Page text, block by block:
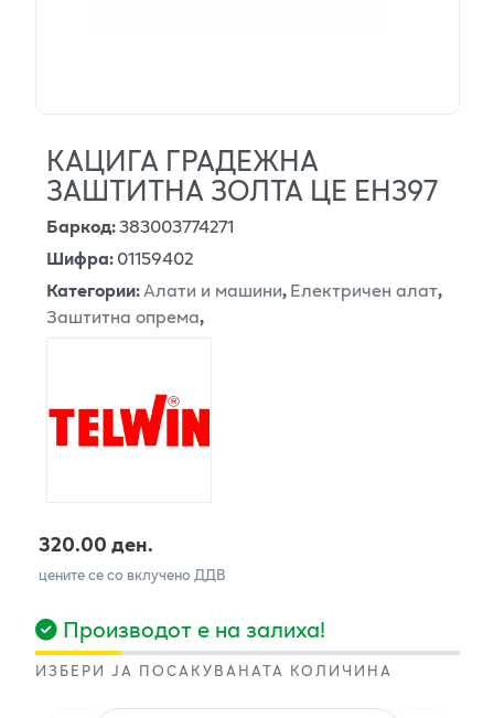
КАЦИГА ГРАДЕЖНА
ЗАШТИТНА ЗОЛТА ЦЕ ЕН397
Баркод:383003774271
Шифра:01159402
Категории:Алати и машини,Електричен алат,
Заштитна опрема,
320.00 ден.
цените се со вклучено ДДВ
Производот е на залиха!
ИЗБЕРИ ЈА ПОСАКУВАНАТА КОЛИЧИНА